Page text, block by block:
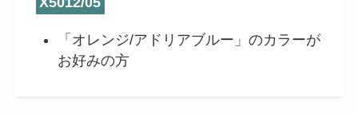
「オレンジ/アドリアブルー」のカラーが
お好みの方